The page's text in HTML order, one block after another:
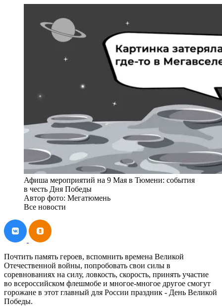
Афиша мероприятий на 9 Мая в Тюмени: события
в честь Дня Победы
Автор фото: Мегатюмень
Все новости
Почтить память героев, вспомнить времена Великой
Отечественной войны, попробовать свои силы в
соревнованиях на силу, ловкость, скорость, принять участие
во всероссийском флешмобе и многое-многое другое смогут
горожане в этот главный для России праздник - День Великой
Победы.